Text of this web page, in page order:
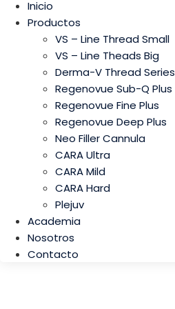
Inicio
Productos
VS – Line Thread Small
VS – Line Theads Big
Derma-V Thread Series
Regenovue Sub-Q Plus
Regenovue Fine Plus
Regenovue Deep Plus
Neo Filler Cannula
CARA Ultra
CARA Mild
CARA Hard
Plejuv
Academia
Nosotros
Contacto